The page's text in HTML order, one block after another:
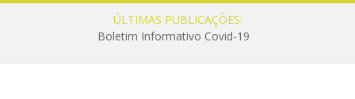
ÚLTIMAS PUBLICAÇÕES:
Boletim Informativo Covid-19